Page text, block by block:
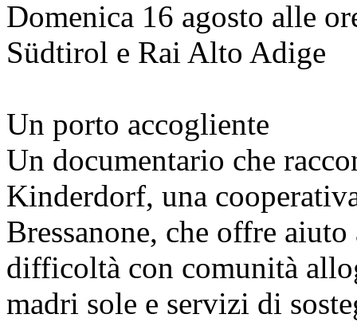
Domenica 16 agosto alle
Südtirol e Rai Alto Adige
Un porto accogliente
Un documentario che
Kinderdorf, una
Bressanone, che offre
difficoltà con comunità
madri sole e servizi di